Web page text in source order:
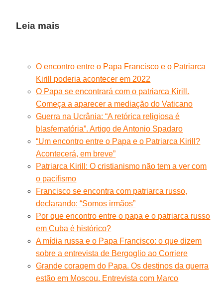
Leia mais
O encontro entre o Papa Francisco e o Patriarca
Kirill poderia acontecer em 2022
O Papa se encontrará com o patriarca Kirill.
Começa a aparecer a mediação do Vaticano
Guerra na Ucrânia: “A retórica religiosa é
blasfematória”. Artigo de Antonio Spadaro
“Um encontro entre o Papa e o Patriarca Kirill?
Acontecerá, em breve”
Patriarca Kirill: O cristianismo não tem a ver com
o pacifismo
Francisco se encontra com patriarca russo,
declarando: “Somos irmãos”
Por que encontro entre o papa e o patriarca russo
em Cuba é histórico?
A mídia russa e o Papa Francisco: o que dizem
sobre a entrevista de Bergoglio ao Corriere
Grande coragem do Papa. Os destinos da guerra
estão em Moscou. Entrevista com Marco